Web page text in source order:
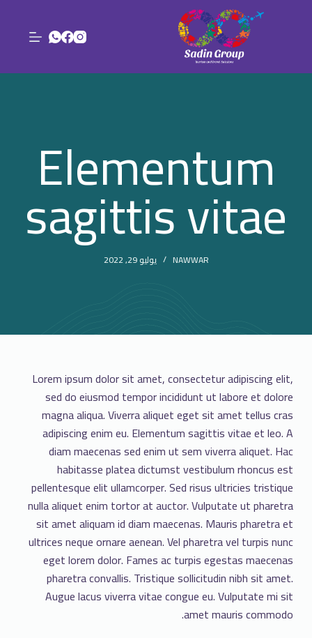
ج
Elementum
sagittis vitae
NAWWAR يوليو 29, 2022
Lorem ipsum dolor sit amet, consectetur adipiscing elit,
sed do eiusmod tempor incididunt ut labore et dolore
magna aliqua. Viverra aliquet eget sit amet tellus cras
adipiscing enim eu. Elementum sagittis vitae et leo. A
diam maecenas sed enim ut sem viverra aliquet. Hac
habitasse platea dictumst vestibulum rhoncus est
pellentesque elit ullamcorper. Sed risus ultricies tristique
nulla aliquet enim tortor at auctor. Vulputate ut pharetra
sit amet aliquam id diam maecenas. Mauris pharetra et
ultrices neque ornare aenean. Vel pharetra vel turpis nunc
eget lorem dolor. Fames ac turpis egestas maecenas
pharetra convallis. Tristique sollicitudin nibh sit amet.
Augue lacus viverra vitae congue eu. Vulputate mi sit
amet mauris commodo.